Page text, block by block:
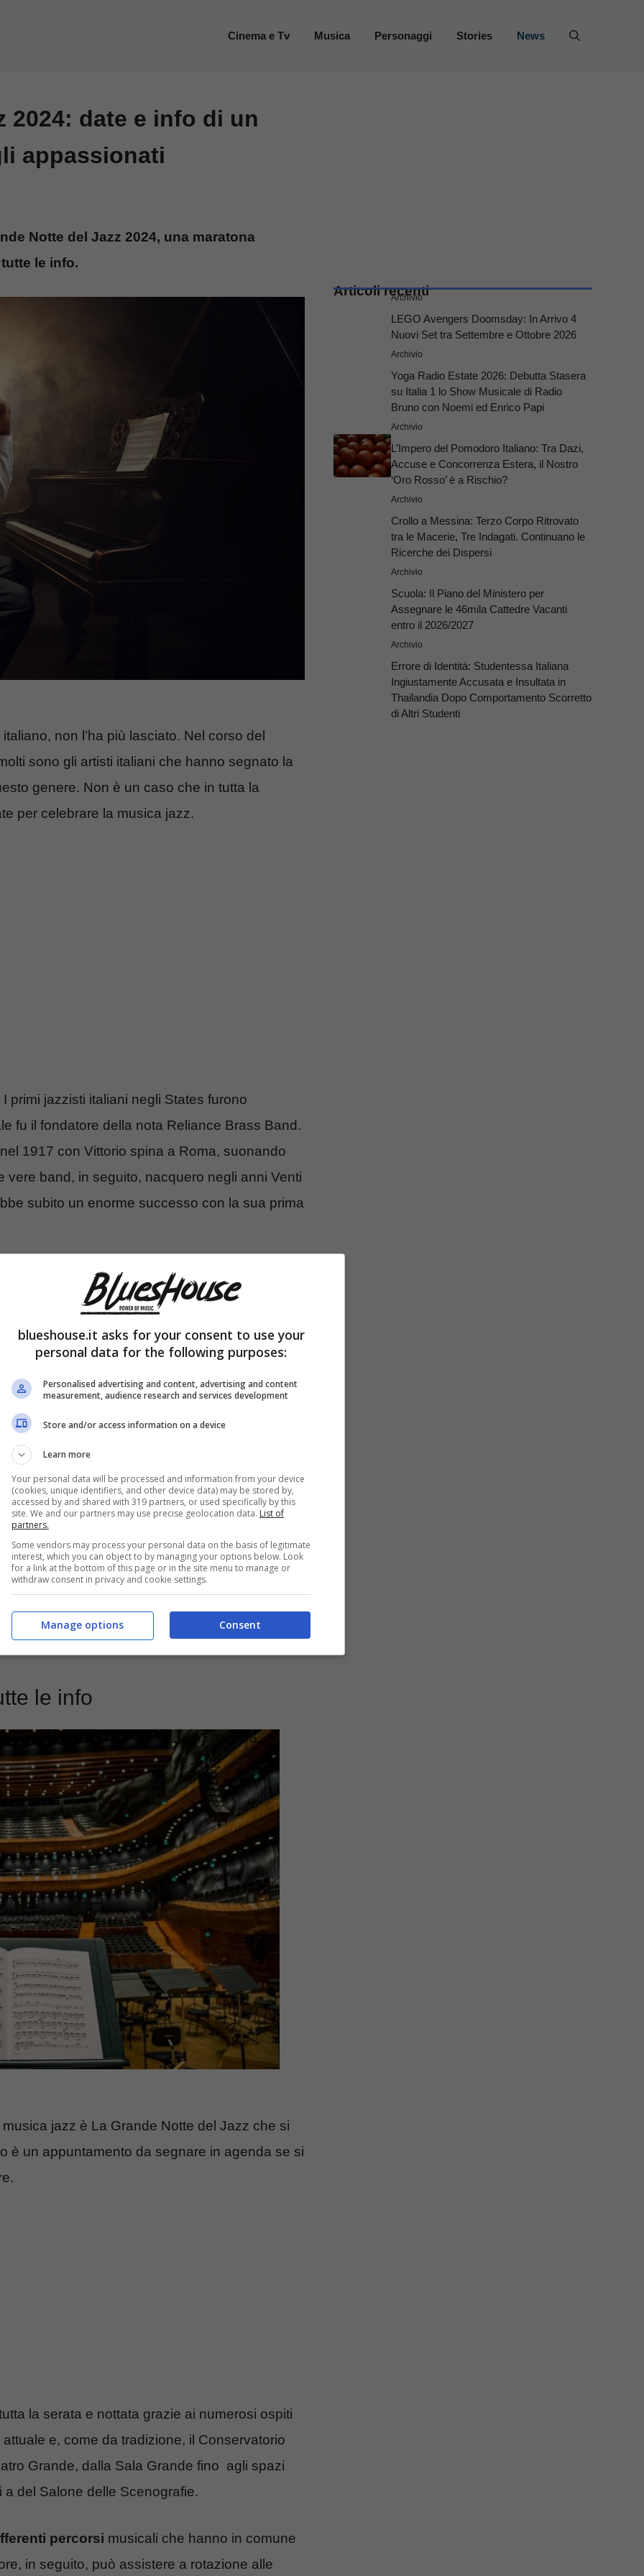
Cinema e Tv Musica Personaggi Stories News
2024: date e info di un
appassionati
Notte del Jazz 2024, una maratona
le info.
non l’ha più lasciato. Nel corso del
sono gli artisti italiani che hanno segnato la
genere. Non è un caso che in tutta la
per celebrare la musica jazz.
I primi jazzisti italiani negli States furono
fu il fondatore della nota Reliance Brass Band.
1917 con Vittorio spina a Roma, suonando
band, in seguito, nacquero negli anni Venti
subito un enorme successo con la sua prima
Ambassador’s Jazz band del sassofonista
Gaetano Milietto Nervetti, è considerato
il periodo della dittatura questo genere
nacque l’esigenza di creare loswing
il jazz ebbe la sua epoca d’ora nella
di Paese. Proprio per l’importanza che ha
festival e serate dedicatecome La
le info
jazz è La Grande Notte del Jazz che si
è un appuntamento da segnare in agenda se si
la serata e nottata grazie ai numerosi ospiti
e, come da tradizione, il Conservatorio
Grande, dalla Sala Grande fino agli spazi
del Salone delle Scenografie.
percorsi musicali che hanno in comune
in seguito, può assistere a rotazione alle
Articoli recenti
Archivio
LEGO Avengers Doomsday: In Arrivo 4
Nuovi Set tra Settembre e Ottobre 2026
Archivio
Yoga Radio Estate 2026: Debutta Stasera
su Italia 1 lo Show Musicale di Radio
Bruno con Noemi ed Enrico Papi
Archivio
L’Impero del Pomodoro Italiano: Tra Dazi,
Accuse e Concorrenza Estera, il Nostro
‘Oro Rosso’ è a Rischio?
Archivio
Crollo a Messina: Terzo Corpo Ritrovato
tra le Macerie, Tre Indagati. Continuano le
Ricerche dei Dispersi
Archivio
Scuola: Il Piano del Ministero per
Assegnare le 46mila Cattedre Vacanti
entro il 2026/2027
Archivio
Errore di Identità: Studentessa Italiana
Ingiustamente Accusata e Insultata in
Thailandia Dopo Comportamento Scorretto
di Altri Studenti
blueshouse.it asks for your consent to use your
personal data for the following purposes:
Personalised advertising and content, advertising and content
measurement, audience research and services development
Store and/or access information on a device
Learn more
Your personal data will be processed and information from your device
(cookies, unique identifiers, and other device data) may be stored by,
accessed by and shared with 319 partners, or used specifically by this
site. We and our partners may use precise geolocation data. List of
partners.
Some vendors may process your personal data on the basis of legitimate
interest, which you can object to by managing your options below. Look
for a link at the bottom of this page or in the site menu to manage or
withdraw consent in privacy and cookie settings.
Consent
Manage options